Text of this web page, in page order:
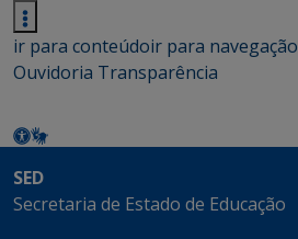
ir para conteúdoir para navegação
Ouvidoria Transparência
SED
Secretaria de Estado de Educação